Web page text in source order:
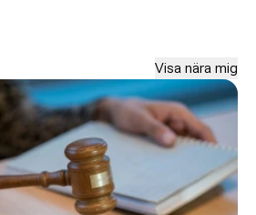
Visa nära mig